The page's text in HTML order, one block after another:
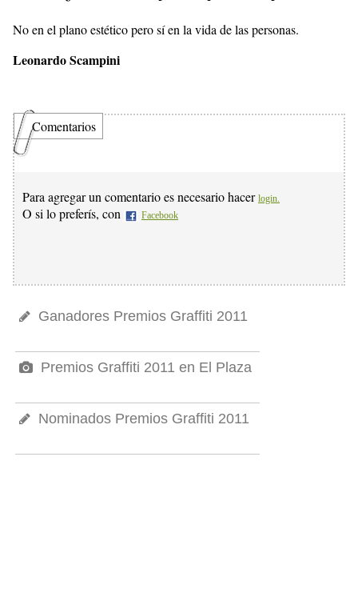
No en el plano estético pero sí en la vida de las personas.
Leonardo Scampini
Comentarios
Para agregar un comentario es necesario hacer login.
O si lo preferís, con Facebook
Ganadores Premios Graffiti 2011
Premios Graffiti 2011 en El Plaza
Nominados Premios Graffiti 2011